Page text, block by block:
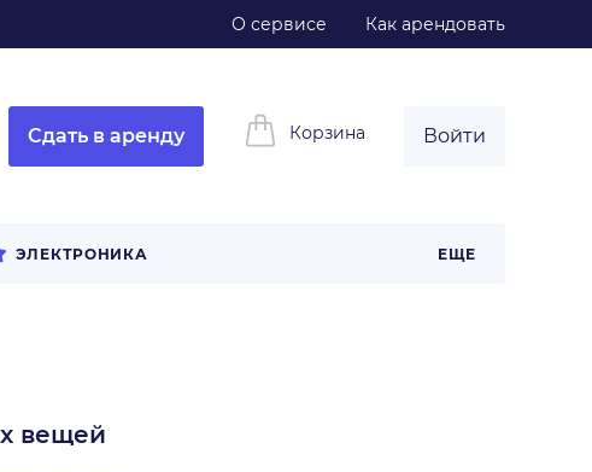
О сервисе Как арендовать
Сдать в аренду Корзина Войти
ЭЛЕКТРОНИКА ЕЩЕ
вещей